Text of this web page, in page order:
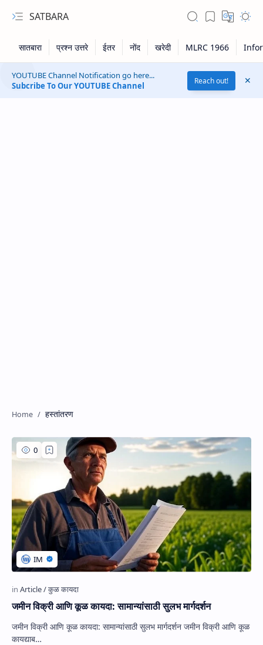
SATBARA
YOUTUBE Channel Notification go here...
Subcribe To Our YOUTUBE Channel
Reach out!
हस्तांतरण
जमीन विक्री आणि कूळ कायदा: सामान्यांसाठी सुलभ मार्गदर्शन
जमीन विक्री आणि कूळ कायदा: सामान्यांसाठी सुलभ मार्गदर्शन जमीन विक्री आणि कूळ
कायद्याब…